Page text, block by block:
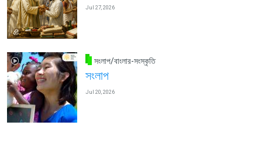
Jul 27, 2026
সংলাপ/বাংলার-সংস্কৃতি
সংলাপ
Jul 20, 2026